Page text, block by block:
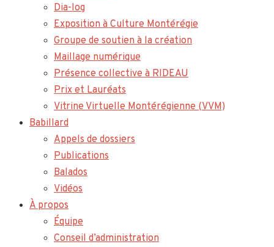
Dia-log
Exposition à Culture Montérégie
Groupe de soutien à la création
Maillage numérique
Présence collective à RIDEAU
Prix et Lauréats
Vitrine Virtuelle Montérégienne (VVM)
Babillard
Appels de dossiers
Publications
Balados
Vidéos
À propos
Équipe
Conseil d’administration